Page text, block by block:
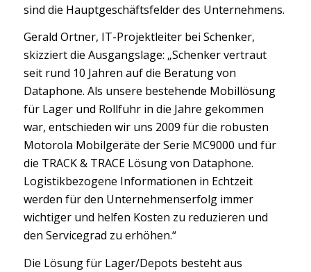
sind die Hauptgeschäftsfelder des Unternehmens.
Gerald Ortner, IT-Projektleiter bei Schenker,
skizziert die Ausgangslage: „Schenker vertraut
seit rund 10 Jahren auf die Beratung von
Dataphone. Als unsere bestehende Mobillösung
für Lager und Rollfuhr in die Jahre gekommen
war, entschieden wir uns 2009 für die robusten
Motorola Mobilgeräte der Serie MC9000 und für
die TRACK & TRACE Lösung von Dataphone.
Logistikbezogene Informationen in Echtzeit
werden für den Unternehmenserfolg immer
wichtiger und helfen Kosten zu reduzieren und
den Servicegrad zu erhöhen.“
Die Lösung für Lager/Depots besteht aus